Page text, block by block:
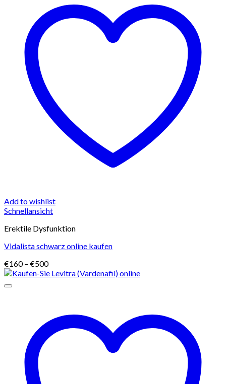
Add to wishlist
Schnellansicht
Erektile Dysfunktion
Vidalista schwarz online kaufen
€160 – €500Preisspanne:
€160